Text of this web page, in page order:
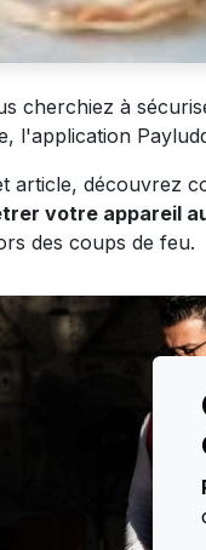
cherchiez à
l'application
article, découvrez
votre appareil
des coups de feu.